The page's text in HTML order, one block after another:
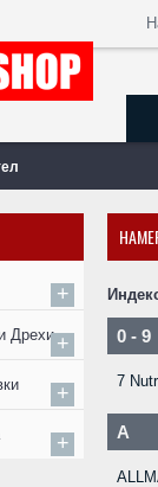
+
Дрехи+
+
+
0 - 9
7
A